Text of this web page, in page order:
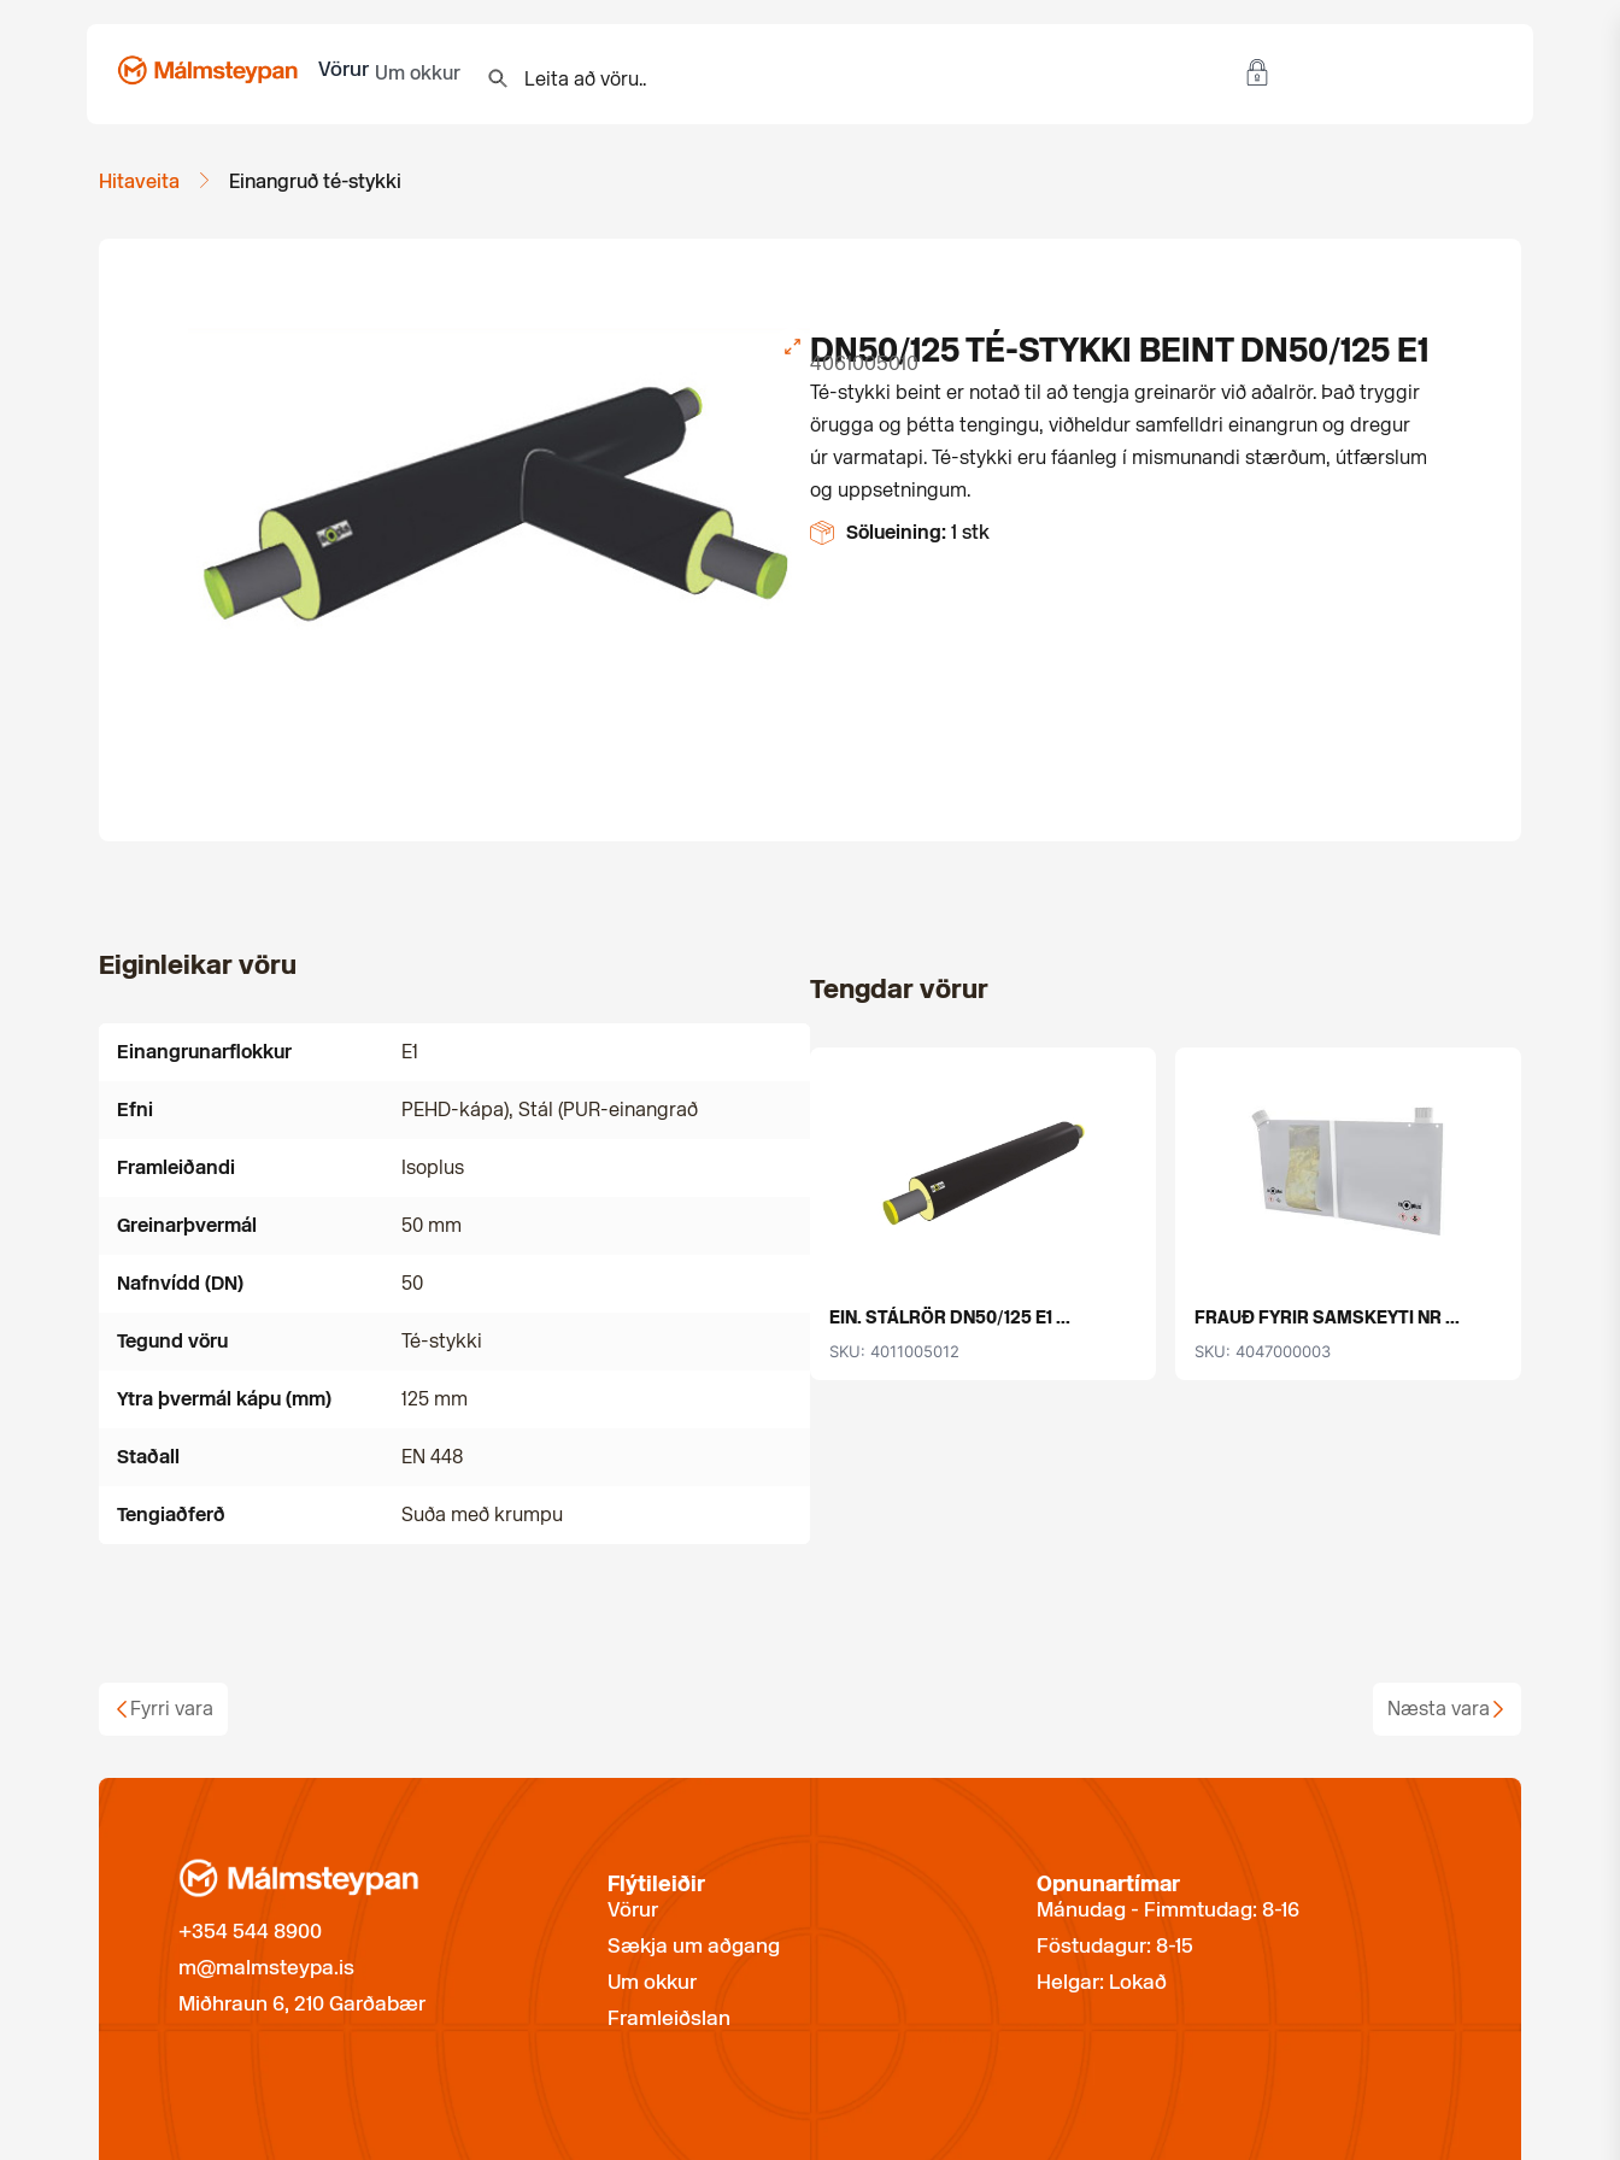
Vörur Um okkur
Hitaveita Einangruð té-stykki
DN50/125 TÉ-STYKKI BEINT DN50/125 E1
4061005010
Té-stykki beint er notað til að tengja greinarör við aðalrör. Það tryggir
örugga og þétta tengingu, viðheldur samfelldri einangrun og dregur
úr varmatapi. Té-stykki eru fáanleg í mismunandi stærðum, útfærslum
og uppsetningum.
Sölueining: 1 stk
Eiginleikar vöru
Einangrunarflokkur E1
Efni PEHD-kápa), Stál (PUR-einangrað
Framleiðandi Isoplus
Greinarþvermál 50 mm
Nafnvídd (DN) 50
Tegund vöru Té-stykki
Ytra þvermál kápu (mm) 125 mm
Staðall EN 448
Tengiaðferð Suða með krumpu
Tengdar vörur
EIN. STÁLRÖR DN50/125 E1 ...
SKU: 4011005012
FRAUÐ FYRIR SAMSKEYTI NR ...
SKU: 4047000003
Fyrri vara Næsta vara
+354 544 8900
m@malmsteypa.is
Miðhraun 6, 210 Garðabær
Flýtileiðir
Vörur
Sækja um aðgang
Um okkur
Framleiðslan
Opnunartímar
Mánudag - Fimmtudag: 8-16
Föstudagur: 8-15
Helgar: Lokað